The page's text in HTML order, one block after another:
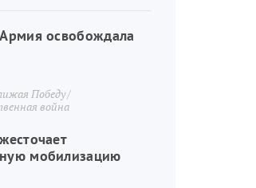
освобождала
Победу
война
мобилизацию